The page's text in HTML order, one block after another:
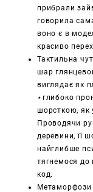
прибрали
говорила
воно є в
красиво
Тактильна
шар
виглядає як
⋆глибоко
шорсткою, як
Проводячи
деревини, її
найглибше
тягнемося до
код.
Метаморфози